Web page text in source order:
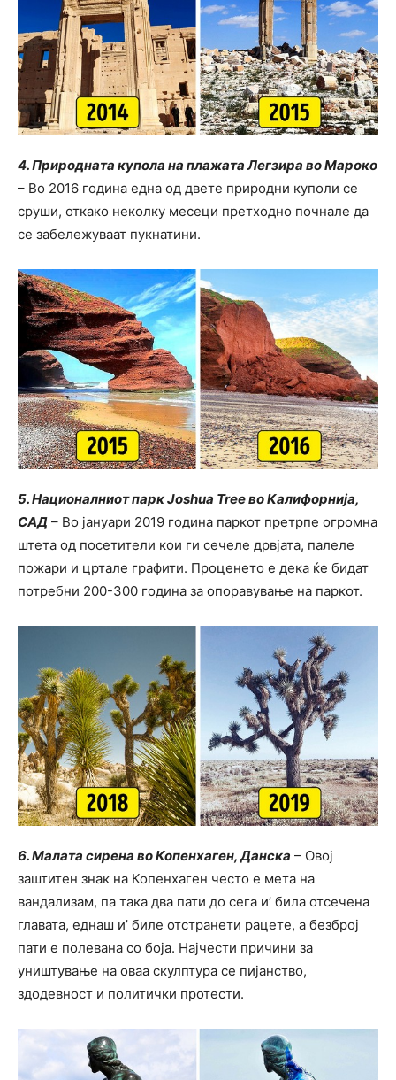
4. Природната купола на плажата Легзира во Мароко
– Во 2016 година една од двете природни куполи се
сруши, откако неколку месеци претходно почнале да
се забележуваат пукнатини.
5. Националниот парк Joshua Tree во Калифорнија,
САД – Во јануари 2019 година паркот претрпе огромна
штета од посетители кои ги сечеле дрвјата, палеле
пожари и цртале графити. Проценето е дека ќе бидат
потребни 200-300 година за опоравување на паркот.
6. Малата сирена во Копенхаген, Данска – Овој
заштитен знак на Копенхаген често е мета на
вандализам, па така два пати до сега и’ била отсечена
главата, еднаш и’ биле отстранети рацете, а безброј
пати е полевана со боја. Најчести причини за
уништување на оваа скулптура се пијанство,
здодевност и политички протести.